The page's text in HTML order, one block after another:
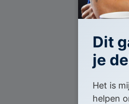
Dit
je
Het is
helpen